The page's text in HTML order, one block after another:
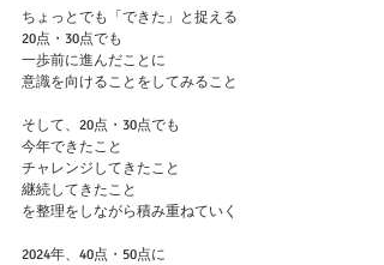
ちょっとでも「できた」と捉える
20点・30点でも
一歩前に進んだことに
意識を向けることをしてみること
そして、20点・30点でも
今年できたこと
チャレンジしてきたこと
継続してきたこと
を整理をしながら積み重ねていく
2024年、40点・50点に